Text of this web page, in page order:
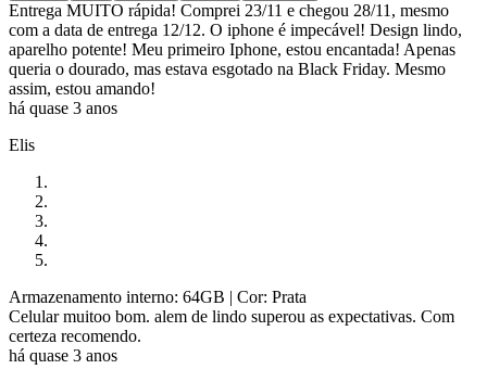
Entrega MUITO rápida! Comprei 23/11 e chegou 28/11, mesmo
com a data de entrega 12/12. O iphone é impecável! Design lindo,
aparelho potente! Meu primeiro Iphone, estou encantada! Apenas
queria o dourado, mas estava esgotado na Black Friday. Mesmo
assim, estou amando!
há quase 3 anos
Elis
Armazenamento interno: 64GB | Cor: Prata
Celular muitoo bom. alem de lindo superou as expectativas. Com
certeza recomendo.
há quase 3 anos